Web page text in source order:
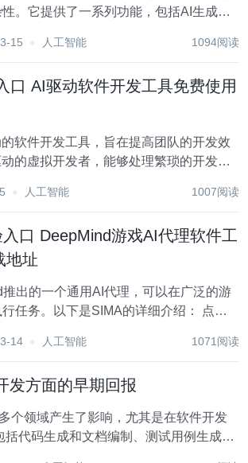
。它提供了一系列功能，包括AI生成组
理编码、调试、测试、部署等任务，并
15 人工智能 1094阅读
口 AI驱动软件开发工具免费使用
软件开发工具，旨在提高团队的开发效
的虚拟开发者，能够处理繁琐的开发任
代码库，自动生成规格说明，为您指明
人工智能 1007阅读
口 DeepMind游戏AI代理软件工
地址
出的一个通用AI代理，可以在广泛的游
务。以下是SIMA的详细介绍： 点击
收自然语言指令在游戏环境中执行任
14 人工智能 1071阅读
发方面的早期回报
个领域产生了影响，尤其是在软件开发
括代码生成和文档编制、测试用例生成和